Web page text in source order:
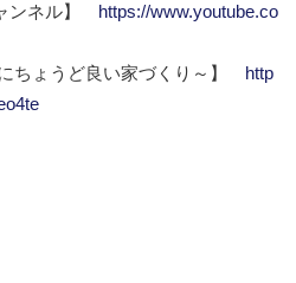
ンネル】
https://www.youtube.co
ちょうど良い家づくり～】
http